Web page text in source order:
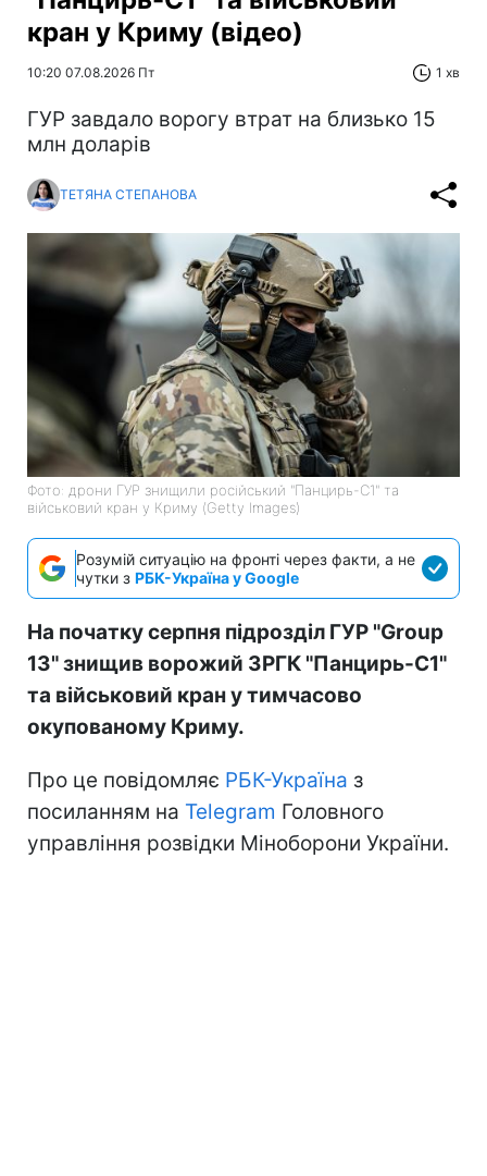
кран у Криму (відео)
10:20 07.08.2026 Пт 1 хв
ГУР завдало ворогу втрат на близько 15
млн доларів
ТЕТЯНА СТЕПАНОВА
Фото: дрони ГУР знищили російський "Панцирь-С1" та
військовий кран у Криму (Getty Images)
Розумій ситуацію на фронті через факти, а не
чутки з РБК-Україна у Google
На початку серпня підрозділ ГУР "Group
13" знищив ворожий ЗРГК "Панцирь-С1"
та військовий кран у тимчасово
окупованому Криму.
Про це повідомляє РБК-Україна з
посиланням на Telegram Головного
управління розвідки Міноборони України.